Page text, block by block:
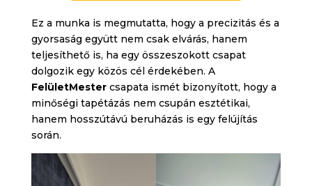
Ez a munka is megmutatta, hogy a precizitás és a
gyorsaság együtt nem csak elvárás, hanem
teljesíthető is, ha egy összeszokott csapat
dolgozik egy közös cél érdekében. A
FelületMestercsapata ismét bizonyított, hogy a
minőségi tapétázás nem csupán esztétikai,
hanem hosszútávú beruházás is egy felújítás
során.